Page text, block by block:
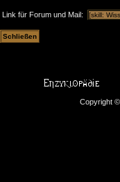
Link für Forum und Mail:
Copyright